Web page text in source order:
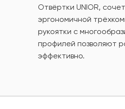
Отвёртки UNIOR,
эргономичной
рукоятки с
профилей позволяют
эффективно.